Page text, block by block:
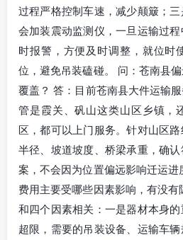
过程严格控制车速，减少颠簸；
会加装震动监测仪，一旦运输过
时报警，方便及时调整，就位时
位，避免吊装磕碰。 问：苍南县
覆盖？ 答：目前苍南县大件运输
管是霞关、矾山这类山区乡镇，
区，都可以上门服务。针对山区
半径、坡道坡度、桥梁承重，确
案，不会因为位置偏远影响迁运
费用主要受哪些因素影响，有没
和四个因素相关：一是器材本身
超限，需要的吊装设备、运输车